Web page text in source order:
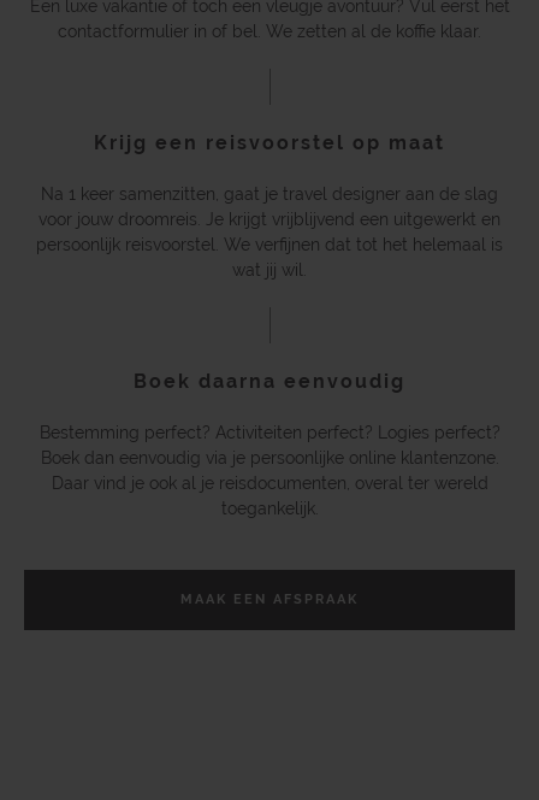
Een luxe vakantie of toch een vleugje avontuur? Vul eerst het
contactformulier in of bel. We zetten al de koffie klaar.
Krijg een reisvoorstel op maat
Na 1 keer samenzitten, gaat je travel designer aan de slag
voor jouw droomreis. Je krijgt vrijblijvend een uitgewerkt en
persoonlijk reisvoorstel. We verfijnen dat tot het helemaal is
wat jij wil.
Boek daarna eenvoudig
Bestemming perfect? Activiteiten perfect? Logies perfect?
Boek dan eenvoudig via je persoonlijke online klantenzone.
Daar vind je ook al je reisdocumenten, overal ter wereld
toegankelijk.
MAAK EEN AFSPRAAK